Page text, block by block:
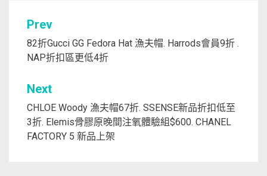
文
章
導
覽
Prev
82折Gucci GG Fedora Hat 漁夫帽. Harrods會員9折 .
NAP折扣區更低4折
Next
CHLOE Woody 漁夫帽67折. SSENSE新品折扣低至
3折. Elemis骨膠原晚間注氧體驗組$600. CHANEL
FACTORY 5 新品上架